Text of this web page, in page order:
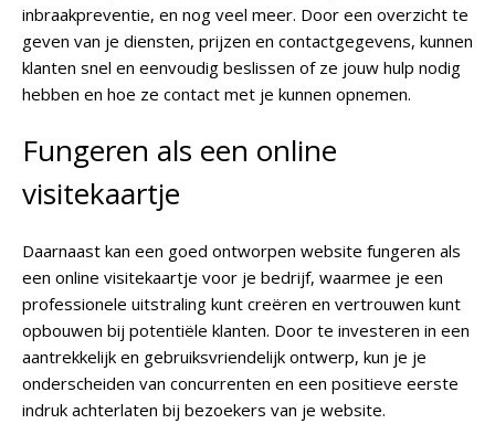
inbraakpreventie, en nog veel meer. Door een overzicht te
geven van je diensten, prijzen en contactgegevens, kunnen
klanten snel en eenvoudig beslissen of ze jouw hulp nodig
hebben en hoe ze contact met je kunnen opnemen.
Fungeren als een online
visitekaartje
Daarnaast kan een goed ontworpen website fungeren als
een online visitekaartje voor je bedrijf, waarmee je een
professionele uitstraling kunt creëren en vertrouwen kunt
opbouwen bij potentiële klanten. Door te investeren in een
aantrekkelijk en gebruiksvriendelijk ontwerp, kun je je
onderscheiden van concurrenten en een positieve eerste
indruk achterlaten bij bezoekers van je website.